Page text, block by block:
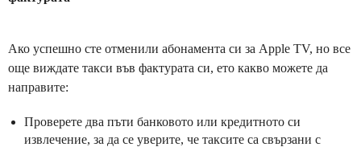
Ако успешно сте отменили абонамента си за Apple TV, но все
още виждате такси във фактурата си, ето какво можете да
направите:
Проверете два пъти банковото или кредитното си
извлечение, за да се уверите, че таксите са свързани с